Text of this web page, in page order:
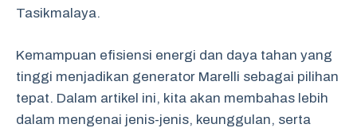
Tasikmalaya.
Kemampuan efisiensi energi dan daya tahan yang
tinggi menjadikan generator Marelli sebagai pilihan
tepat. Dalam artikel ini, kita akan membahas lebih
dalam mengenai jenis-jenis, keunggulan, serta